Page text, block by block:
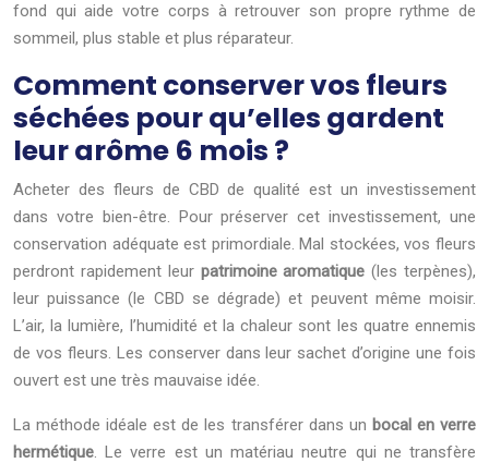
fond qui aide votre corps à retrouver son propre rythme de
sommeil, plus stable et plus réparateur.
Comment conserver vos fleurs
séchées pour qu’elles gardent
leur arôme 6 mois ?
Acheter des fleurs de CBD de qualité est un investissement
dans votre bien-être. Pour préserver cet investissement, une
conservation adéquate est primordiale. Mal stockées, vos fleurs
perdront rapidement leur patrimoine aromatique (les terpènes),
leur puissance (le CBD se dégrade) et peuvent même moisir.
L’air, la lumière, l’humidité et la chaleur sont les quatre ennemis
de vos fleurs. Les conserver dans leur sachet d’origine une fois
ouvert est une très mauvaise idée.
La méthode idéale est de les transférer dans un bocal en verre
hermétique. Le verre est un matériau neutre qui ne transfère